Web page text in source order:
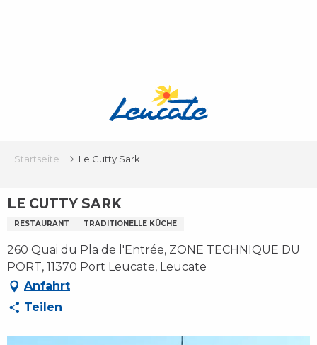
Startseite Le Cutty Sark
LE CUTTY SARK
RESTAURANT TRADITIONELLE KÜCHE
260 Quai du Pla de l'Entrée, ZONE TECHNIQUE DU
PORT, 11370 Port Leucate, Leucate
Anfahrt
Teilen